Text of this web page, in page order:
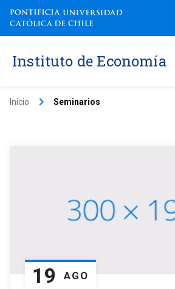
Instituto de Economía
Inicio keyboard_arrow_right Seminarios
19 AGO